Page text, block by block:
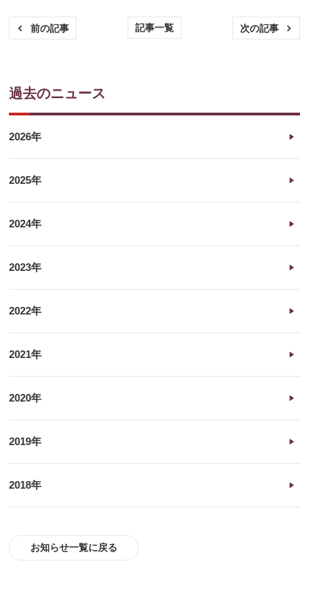
前の記事 記事一覧 次の記事
過去のニュース
2026年
2025年
2024年
2023年
2022年
2021年
2020年
2019年
2018年
お知らせ一覧に戻る